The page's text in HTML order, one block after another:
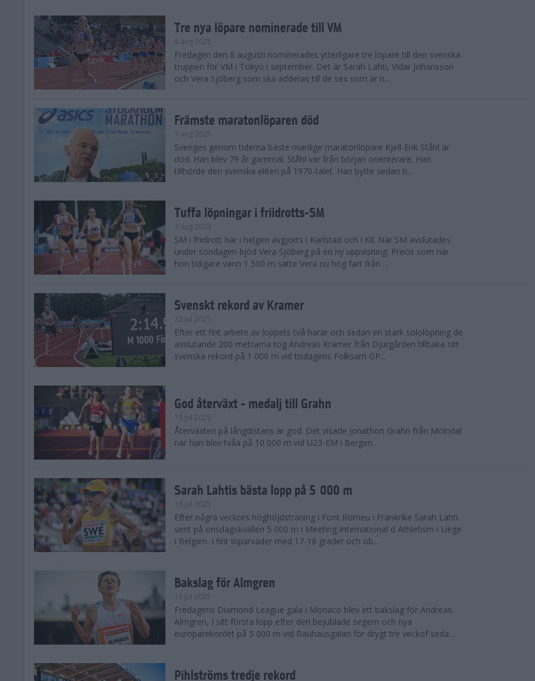
Tre nya löpare nominerade till VM
8 aug 2025
Fredagen den 8 augusti nominerades ytterligare tre löpare till den svenska
truppen för VM i Tokyo i september. Det är Sarah Lahti, Vidar Johansson
och Vera Sjöberg som ska adderas till de sex som är n...
Främste maratonlöparen död
7 aug 2025
Sveriges genom tiderna bäste manlige maratonlöpare Kjell-Erik Ståhl är
död. Han blev 79 år gammal. Ståhl var från början orienterare. Han
tillhörde den svenska eliten på 1970-talet. Han bytte sedan ti...
Tuffa löpningar i friidrotts-SM
3 aug 2025
SM i friidrott har i helgen avgjorts i Karlstad och i Kil. När SM avslutades
under söndagen bjöd Vera Sjöberg på en ny uppvisning. Precis som när
hon tidigare vann 1 500 m satte Vera nu hög fart från ...
Svenskt rekord av Kramer
22 jul 2025
Efter ett fint arbete av loppets två harar och sedan en stark sololöpning de
avslutande 200 metrarna tog Andreas Kramer från Djurgården tillbaka sitt
svenska rekord på 1 000 m vid tisdagens Folksam GP...
God återväxt - medalj till Grahn
18 jul 2025
Återväxten på långdistans är god. Det visade Jonathon Grahn från Mölndal
när han blev tvåa på 10 000 m vid U23-EM i Bergen.
Sarah Lahtis bästa lopp på 5 000 m
16 jul 2025
Efter några veckors höghöjdsträning i Font Romeu i Frankrike Sarah Lahti
sent på onsdagskvällen 5 000 m i Meeting International d´Athletism i Liège
i Belgien. I fint löparväder med 17-18 grader och ob...
Bakslag för Almgren
11 jul 2025
Fredagens Diamond League gala i Monaco blev ett bakslag för Andreas
Almgren, I sitt första lopp efter den bejublade segern och nya
europarekordet på 5 000 m vid Bauhausgalan för drygt tre veckof seda...
Pihlströms tredje rekord